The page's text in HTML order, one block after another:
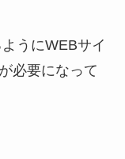
うにWEBサイ
必要になって